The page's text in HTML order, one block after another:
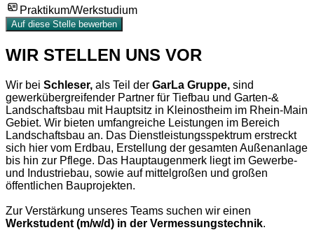
Praktikum/Werkstudium
Auf diese Stelle bewerben
WIR STELLEN UNS VOR
Wir bei Schleser, als Teil der GarLa Gruppe, sind
gewerkübergreifender Partner für Tiefbau und Garten-&
Landschaftsbau mit Hauptsitz in Kleinostheim im Rhein-Main
Gebiet. Wir bieten umfangreiche Leistungen im Bereich
Landschaftsbau an. Das Dienstleistungsspektrum erstreckt
sich hier vom Erdbau, Erstellung der gesamten Außenanlage
bis hin zur Pflege. Das Hauptaugenmerk liegt im Gewerbe-
und Industriebau, sowie auf mittelgroßen und großen
öffentlichen Bauprojekten.
Zur Verstärkung unseres Teams suchen wir einen
Werkstudent (m/w/d) in der Vermessungstechnik.